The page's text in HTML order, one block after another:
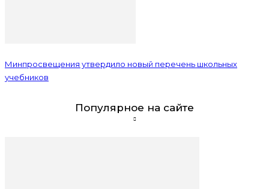
Минпросвещения утвердило новый перечень школьных
учебников
Популярное на сайте